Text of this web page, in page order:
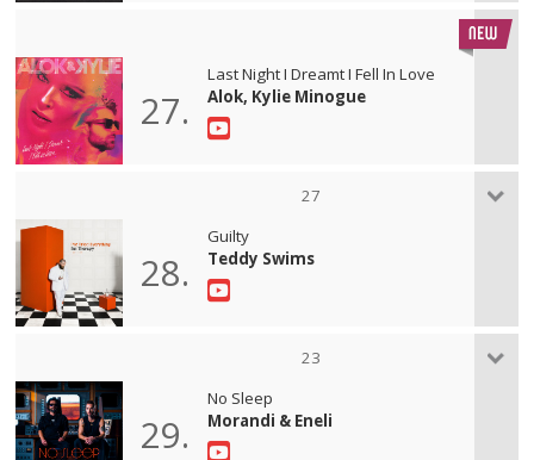
27.
Last Night I Dreamt I Fell In Love
Alok, Kylie Minogue
27
28.
Guilty
Teddy Swims
23
29.
No Sleep
Morandi & Eneli